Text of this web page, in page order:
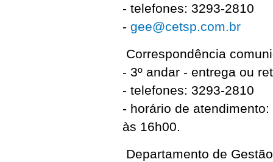
- telefones: 3293-2810
- gee@cetsp.com.br
Correspondência
- 3º andar - entrega ou
- telefones: 3293-2810
- horário de
às 16h00.
Departamento de